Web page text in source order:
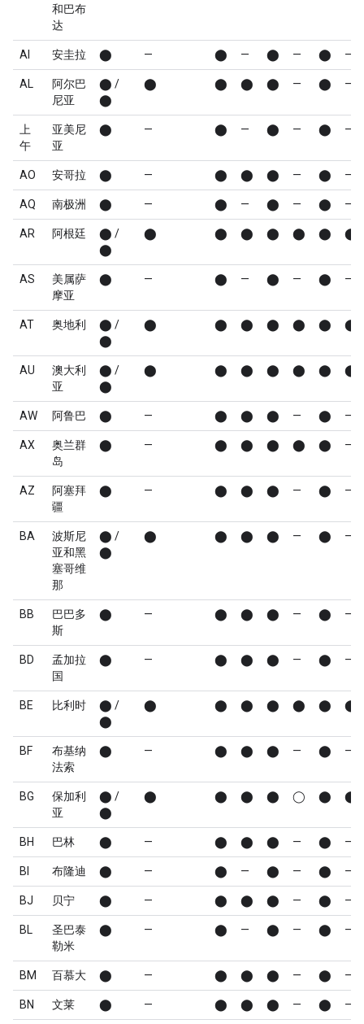
和巴布
达
AI 安圭拉 ⬤ — ⬤ — ⬤ — ⬤ —
AL
阿尔巴
尼亚
⬤ /
⬤
⬤ ⬤ ⬤ ⬤ — ⬤ —
上
午
亚美尼
亚
⬤ — ⬤ — ⬤ — ⬤ —
AO 安哥拉 ⬤ — ⬤ ⬤ ⬤ — ⬤ —
AQ 南极洲 ⬤ — ⬤ — ⬤ — ⬤ —
AR 阿根廷
⬤ /
⬤
⬤ ⬤ ⬤ ⬤ ⬤ ⬤ ⬤
AS
美属萨
摩亚
⬤ — ⬤ — ⬤ — ⬤ —
AT 奥地利
⬤ /
⬤
⬤ ⬤ ⬤ ⬤ ⬤ ⬤ ⬤
AU
澳大利
亚
⬤ /
⬤
⬤ ⬤ ⬤ ⬤ ⬤ ⬤ ⬤
AW 阿鲁巴 ⬤ — ⬤ ⬤ ⬤ — ⬤ —
AX
奥兰群
岛
⬤ — ⬤ ⬤ ⬤ ⬤ ⬤ —
AZ
阿塞拜
疆
⬤ — ⬤ ⬤ ⬤ — ⬤ —
BA
波斯尼
亚和黑
塞哥维
那
⬤ /
⬤
⬤ ⬤ ⬤ ⬤ — ⬤ —
BB
巴巴多
斯
⬤ — ⬤ ⬤ ⬤ — ⬤ —
BD
孟加拉
国
⬤ — ⬤ ⬤ ⬤ — ⬤ —
BE 比利时
⬤ /
⬤
⬤ ⬤ ⬤ ⬤ ⬤ ⬤ ⬤
BF
布基纳
法索
⬤ — ⬤ ⬤ ⬤ — ⬤ —
BG
保加利
亚
⬤ /
⬤
⬤ ⬤ ⬤ ⬤ ◯ ⬤ ⬤
BH 巴林 ⬤ — ⬤ ⬤ ⬤ — ⬤ —
BI 布隆迪 ⬤ — ⬤ — ⬤ — ⬤ —
BJ 贝宁 ⬤ — ⬤ ⬤ ⬤ — ⬤ —
BL
圣巴泰
勒米
⬤ — ⬤ — ⬤ — ⬤ —
BM 百慕大 ⬤ — ⬤ ⬤ ⬤ — ⬤ —
BN 文莱 ⬤ — ⬤ ⬤ ⬤ — ⬤ —